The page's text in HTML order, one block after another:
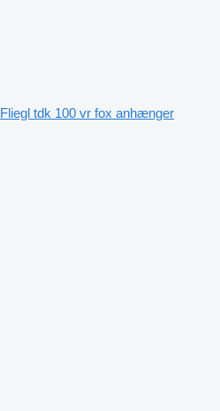
Fliegl tdk 100 vr fox anhænger